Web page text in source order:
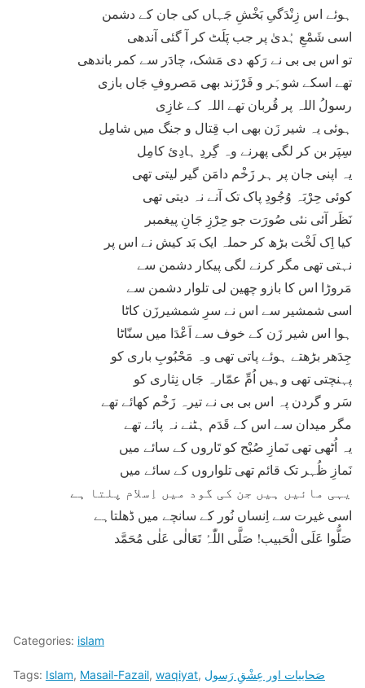
ہوئے اس زِنْدَگیِ بَخْشِ جَہاں کی جان کے دشمن
اسی شَمْعِ ہُدیٰ پر جب پَلَٹ کر آ گئی آندھی
تو اس بی بی نے رَکھ دی مَشک، چادَر سے کمر باندھی
تھے اسکے شوہَر و فَرْزَند بھی مَصروفِ جَاں بازی
رسولُ اللہ پر قُربان تھے اللہ کے غازِی
ہوئی یہ شیر زَن بھی اب قِتال و جنگ میں شامِل
سِپَر بن کر لگی پھرنے وہ گِردِ ہادِیٔ کامِل
یہ اپنی جان پر ہر زَخْم دامَن گیر لیتی تھی
کوئی حِرْبَہ وُجُودِ پاک تک آنے نہ دیتی تھی
نَظَر آئی نئی صُورَت جو حِرْزِ جَانِ پیغمبر
کیا اِک لَخْت بڑھ کر حملہ ایک بَد کیش نے اس پر
نہتی تھی مگر کرنے لگی پیکار دشمن سے
مَروڑا اس کا بازو چھین لی تلوار دشمن سے
اسی شمشیر سے اس نے سرِ شمشیرزَن کاٹا
ہوا اس شیر زَن کے خوف سے اَعْدَا میں سنّاٹا
جِدَھر بڑھتے ہوئے پاتی تھی وہ مَحْبُوبِ باری کو
پہنچتی تھی وہیں اُمِّ عمّارہ جَاں نِثاری کو
سَر و گردن پہ اس بی بی نے تیرہ زَخْم کھائے تھے
مگر میدان سے اس کے قَدَم ہٹنے نہ پائے تھے
یہ اُٹھی تھی نَمازِ صُبْح کو تَاروں کے سائے میں
نَمازِ ظُہر تک قائم تھی تلواروں کے سائے میں
یہی مائیں ہیں جن کی گود میں اِسلام پلتا ہے
اسی غیرت سے اِنساں نُور کے سانچے میں ڈھلتاہے
صَلُّوا عَلَی الْحَبیب! صَلَّی اللّٰہُ تَعَالٰی عَلٰی مُحَمَّد
Categories: islam
Tags: Islam, Masail-Fazail, waqiyat, صَحابیات اور عِشْقِ رَسول